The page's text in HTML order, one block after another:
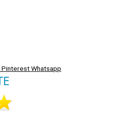
PinterestWhatsapp